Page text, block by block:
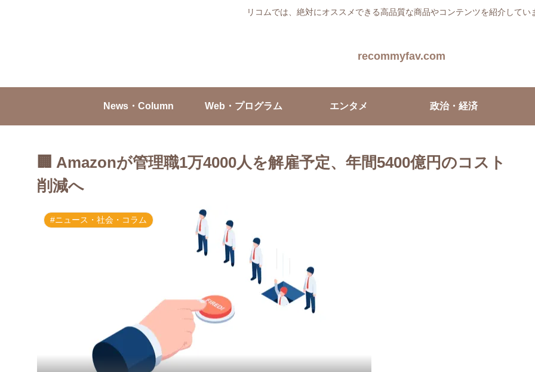
リコムでは、絶対にオススメできる高品質な商品やコンテンツを紹介してい
recommyfav.com
News・Column Web・プログラム エンタメ 政治・経済
🏢 Amazonが管理職1万4000人を解雇予定、年間5400億円のコスト
削減へ
#ニュース・社会・コラム